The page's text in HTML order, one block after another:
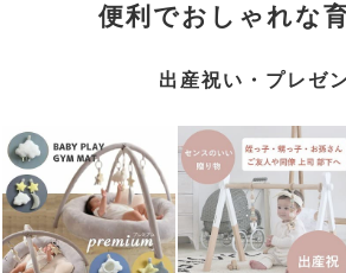
便利でおしゃれな
出産祝い・プレゼ